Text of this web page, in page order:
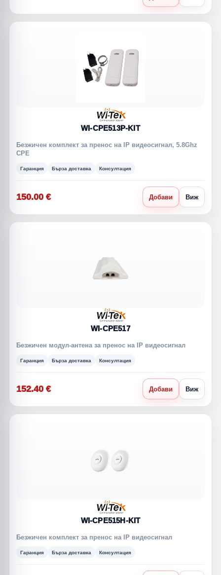
WI-CPE513P-KIT
Безжичен комплект за пренос на IP видеосигнал, 5.8Ghz
CPE
Гаранция Бърза доставка Консултация
150.00 € Добави Виж
WI-CPE517
Безжичен модул-антена за пренос на IP видеосигнал
Гаранция Бърза доставка Консултация
152.40 € Добави Виж
WI-CPE515H-KIT
Безжичен комплект за пренос на IP видеосигнал
Гаранция Бърза доставка Консултация